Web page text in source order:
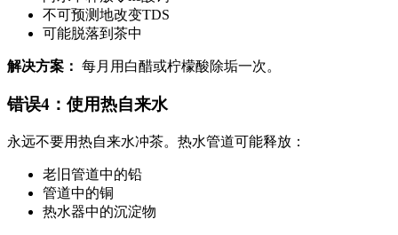
不可预测地改变TDS
可能脱落到茶中
解决方案： 每月用白醋或柠檬酸除垢一次。
错误4：使用热自来水
永远不要用热自来水冲茶。热水管道可能释放：
老旧管道中的铅
管道中的铜
热水器中的沉淀物